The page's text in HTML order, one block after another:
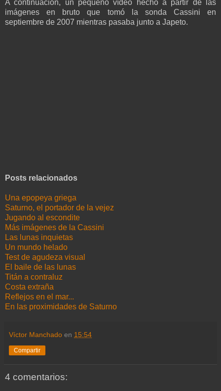
A continuación, un pequeño vídeo hecho a partir de las
imágenes en bruto que tomó la sonda Cassini en
septiembre de 2007 mientras pasaba junto a Japeto.
Posts relacionados
Una epopeya griega
Saturno, el portador de la vejez
Jugando al escondite
Más imágenes de la Cassini
Las lunas inquietas
Un mundo helado
Test de agudeza visual
El baile de las lunas
Titán a contraluz
Costa extraña
Reflejos en el mar...
En las proximidades de Saturno
Víctor Manchado en 15:54
Compartir
4 comentarios: